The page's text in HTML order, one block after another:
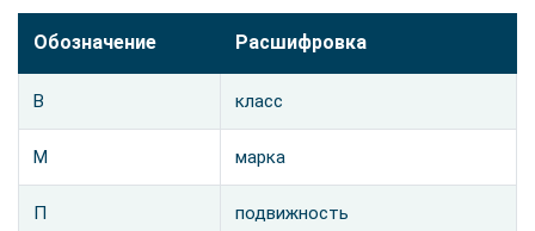
Обозначение Расшифровка
В класс
М марка
П подвижность